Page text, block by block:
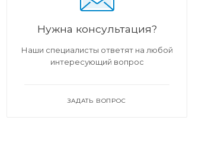
Нужна консультация?
Наши специалисты ответят на любой
интересующий вопрос
ЗАДАТЬ ВОПРОС